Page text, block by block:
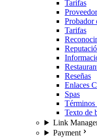
Tarifas
Probador
Tarifas
Reseñas
Enlaces
Spas
Términos
Texto de
Link
Payment